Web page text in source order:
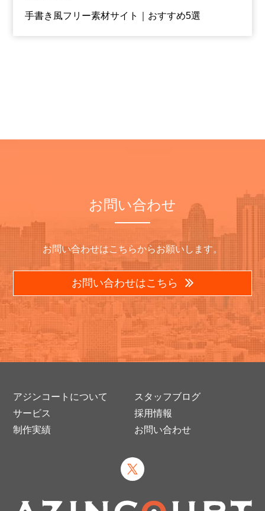
手書き風フリー素材サイト｜おすすめ5選
お問い合わせ
お問い合わせはこちらからお願いします。
お問い合わせはこちら
アジンコートについて
サービス
制作実績
スタッフブログ
採用情報
お問い合わせ